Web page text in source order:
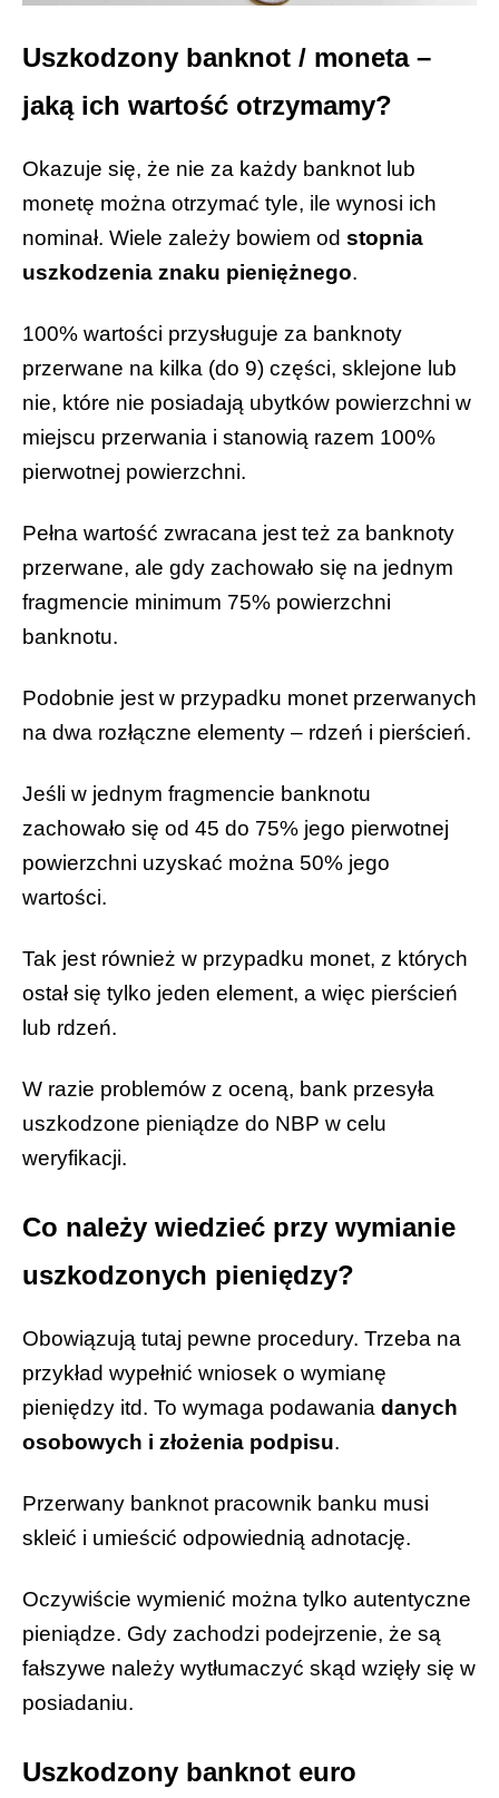
Uszkodzony banknot / moneta –
jaką ich wartość otrzymamy?
Okazuje się, że nie za każdy banknot lub
monetę można otrzymać tyle, ile wynosi ich
nominał. Wiele zależy bowiem od stopnia
uszkodzenia znaku pieniężnego.
100% wartości przysługuje za banknoty
przerwane na kilka (do 9) części, sklejone lub
nie, które nie posiadają ubytków powierzchni w
miejscu przerwania i stanowią razem 100%
pierwotnej powierzchni.
Pełna wartość zwracana jest też za banknoty
przerwane, ale gdy zachowało się na jednym
fragmencie minimum 75% powierzchni
banknotu.
Podobnie jest w przypadku monet przerwanych
na dwa rozłączne elementy – rdzeń i pierścień.
Jeśli w jednym fragmencie banknotu
zachowało się od 45 do 75% jego pierwotnej
powierzchni uzyskać można 50% jego
wartości.
Tak jest również w przypadku monet, z których
ostał się tylko jeden element, a więc pierścień
lub rdzeń.
W razie problemów z oceną, bank przesyła
uszkodzone pieniądze do NBP w celu
weryfikacji.
Co należy wiedzieć przy wymianie
uszkodzonych pieniędzy?
Obowiązują tutaj pewne procedury. Trzeba na
przykład wypełnić wniosek o wymianę
pieniędzy itd. To wymaga podawania danych
osobowych i złożenia podpisu.
Przerwany banknot pracownik banku musi
skleić i umieścić odpowiednią adnotację.
Oczywiście wymienić można tylko autentyczne
pieniądze. Gdy zachodzi podejrzenie, że są
fałszywe należy wytłumaczyć skąd wzięły się w
posiadaniu.
Uszkodzony banknot euro